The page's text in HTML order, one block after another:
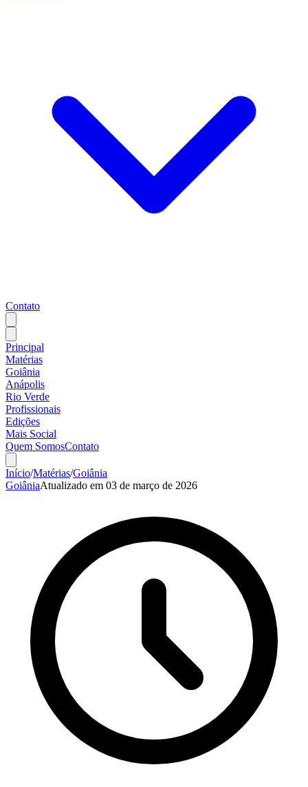
Contato
Principal
Matérias
Goiânia
Anápolis
Rio Verde
Profissionais
Edições
Mais Social
Quem SomosContato
Início/Matérias/Goiânia
GoiâniaAtualizado em 03 de março de 2026